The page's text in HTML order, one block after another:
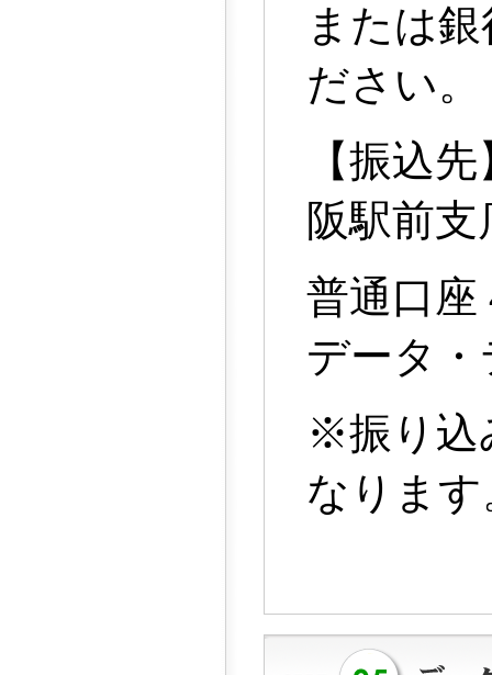
または
ださい。
【振込
阪駅前支
普通口座
データ
※振り込
なります